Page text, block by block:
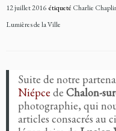
12 juillet 2016 étiqueté Charlie
Lumières de la Ville
Suite de notre
Niépce de Chalon-
photographie, qui
articles consacrés au